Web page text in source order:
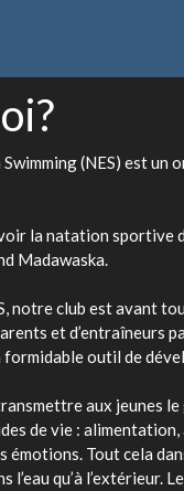
(NES) est un
la natation sportive
Madawaska.
notre club est avant
et d’entraîneurs
outil de
aux jeunes le
de vie :
émotions. Tout cela
qu’à l’extérieur.